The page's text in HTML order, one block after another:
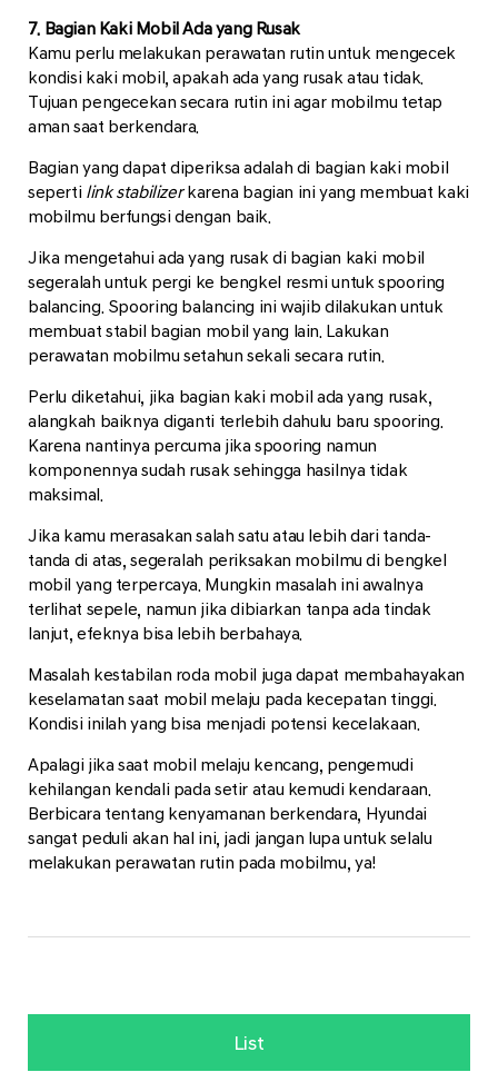
7. Bagian Kaki Mobil Ada yang Rusak
Kamu perlu melakukan perawatan rutin untuk mengecek
kondisi kaki mobil, apakah ada yang rusak atau tidak.
Tujuan pengecekan secara rutin ini agar mobilmu tetap
aman saat berkendara.
Bagian yang dapat diperiksa adalah di bagian kaki mobil
seperti link stabilizerkarena bagian ini yang membuat kaki
mobilmu berfungsi dengan baik.
Jika mengetahui ada yang rusak di bagian kaki mobil
segeralah untuk pergi ke bengkel resmi untuk spooring
balancing. Spooring balancing ini wajib dilakukan untuk
membuat stabil bagian mobil yang lain. Lakukan
perawatan mobilmu setahun sekali secara rutin.
Perlu diketahui, jika bagian kaki mobil ada yang rusak,
alangkah baiknya diganti terlebih dahulu baru spooring.
Karena nantinya percuma jika spooring namun
komponennya sudah rusak sehingga hasilnya tidak
maksimal.
Jika kamu merasakan salah satu atau lebih dari tanda-
tanda di atas, segeralah periksakan mobilmu di bengkel
mobil yang terpercaya. Mungkin masalah ini awalnya
terlihat sepele, namun jika dibiarkan tanpa ada tindak
lanjut, efeknya bisa lebih berbahaya.
Masalah kestabilan roda mobil juga dapat membahayakan
keselamatan saat mobil melaju pada kecepatan tinggi.
Kondisi inilah yang bisa menjadi potensi kecelakaan.
Apalagi jika saat mobil melaju kencang, pengemudi
kehilangan kendali pada setir atau kemudi kendaraan.
Berbicara tentang kenyamanan berkendara, Hyundai
sangat peduli akan hal ini, jadi jangan lupa untuk selalu
melakukan perawatan rutin pada mobilmu, ya!
List